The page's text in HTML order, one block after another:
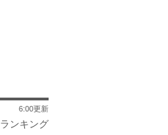
ランキング
6:00更新